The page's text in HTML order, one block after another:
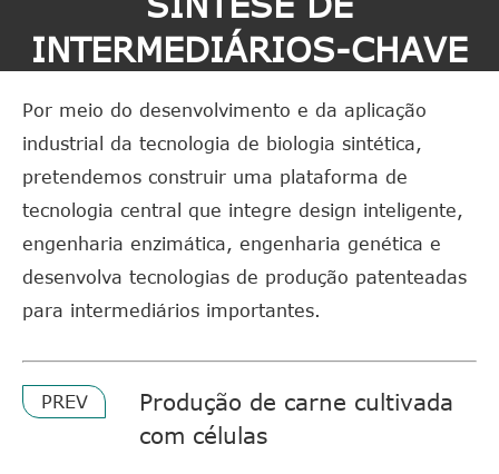
INTERMEDIÁRIOS-CHAVE
Por meio do desenvolvimento e da aplicação
industrial da tecnologia de biologia sintética,
pretendemos construir uma plataforma de
tecnologia central que integre design inteligente,
engenharia enzimática, engenharia genética e
desenvolva tecnologias de produção patenteadas
para intermediários importantes.
PREV
Produção de carne cultivada
com células